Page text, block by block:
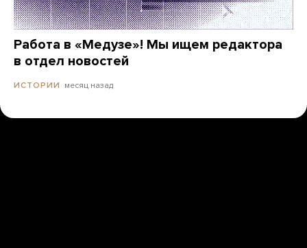
Работа в «Медузе»! Мы ищем редактора
в отдел новостей
ИСТОРИИ месяц назад